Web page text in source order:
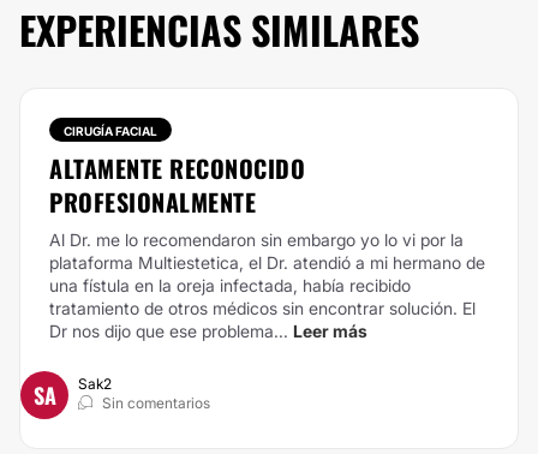
EXPERIENCIAS SIMILARES
CIRUGÍA FACIAL
ALTAMENTE RECONOCIDO
PROFESIONALMENTE
Al Dr. me lo recomendaron sin embargo yo lo vi por la
plataforma Multiestetica, el Dr. atendió a mi hermano de
una fístula en la oreja infectada, había recibido
tratamiento de otros médicos sin encontrar solución. El
Dr nos dijo que ese problema... Leer más
SA
Sak2
Sin comentarios